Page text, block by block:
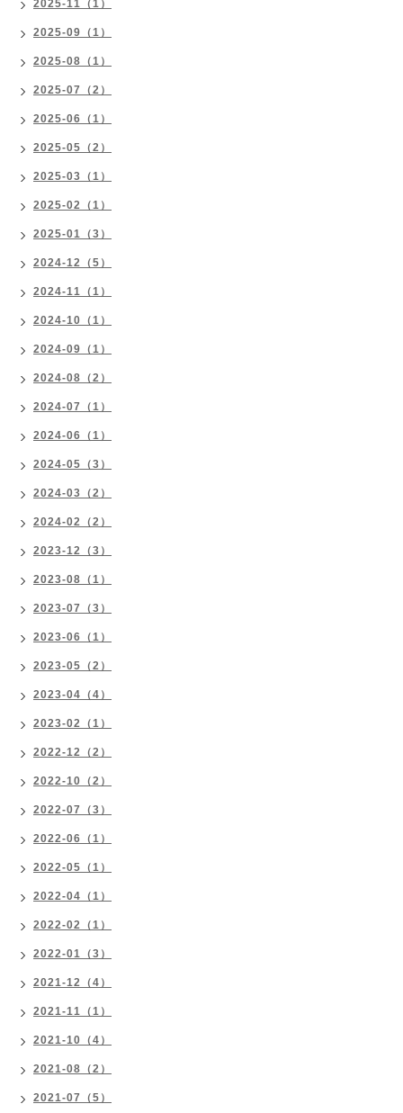
2025-11（1）
2025-09（1）
2025-08（1）
2025-07（2）
2025-06（1）
2025-05（2）
2025-03（1）
2025-02（1）
2025-01（3）
2024-12（5）
2024-11（1）
2024-10（1）
2024-09（1）
2024-08（2）
2024-07（1）
2024-06（1）
2024-05（3）
2024-03（2）
2024-02（2）
2023-12（3）
2023-08（1）
2023-07（3）
2023-06（1）
2023-05（2）
2023-04（4）
2023-02（1）
2022-12（2）
2022-10（2）
2022-07（3）
2022-06（1）
2022-05（1）
2022-04（1）
2022-02（1）
2022-01（3）
2021-12（4）
2021-11（1）
2021-10（4）
2021-08（2）
2021-07（5）